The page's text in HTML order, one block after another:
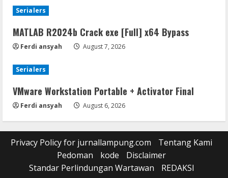
Serialers
MATLAB R2024b Crack exe [Full] x64 Bypass
Ferdi ansyah August 7, 2026
Serialers
VMware Workstation Portable + Activator Final
Ferdi ansyah August 6, 2026
Privacy Policy for jurnallampung.com
Tentang Kami
Pedoman
kode
Disclaimer
Standar Perlindungan Wartawan
REDAKSI